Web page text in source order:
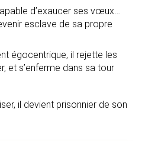
d’exaucer ses vœux…
esclave de sa propre
égocentrique, il rejette les
et s’enferme dans sa tour
il devient prisonnier de son